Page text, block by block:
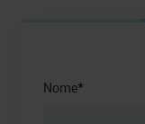
Nome*